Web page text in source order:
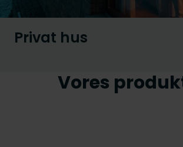
Privat hus
Vores